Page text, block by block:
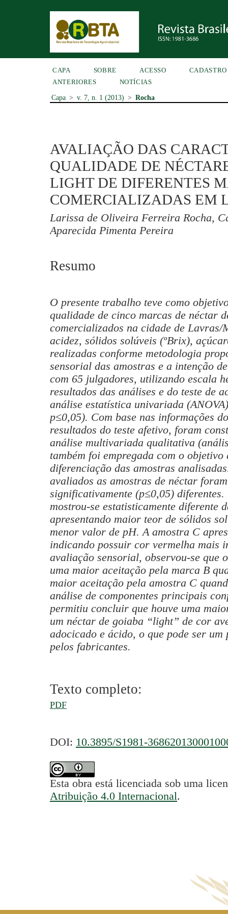
CAPA SOBRE ACESSO
CADASTRO
ANTERIORES
NOTÍCIAS
Capa > v. 7, n. 1 (2013) > Rocha
AVALIAÇÃO DAS
QUALIDADE DE
LIGHT DE DIFERENTES
COMERCIALIZADAS EM
Larissa de Oliveira Ferreira Rocha,
Aparecida Pimenta Pereira
Resumo
O presente trabalho teve como
qualidade de cinco marcas de néctar
comercializados na cidade de Lavras/
acidez, sólidos solúveis (ºBrix),
realizadas conforme metodologia
sensorial das amostras e a intenção
com 65 julgadores, utilizando escala
resultados das análises e do teste de
análise estatística univariada
p≤0,05). Com base nas informações
resultados do teste afetivo, foram
análise multivariada qualitativa
também foi empregada com o
diferenciação das amostras
avaliados as amostras de néctar
significativamente (p≤0,05)
mostrou-se estatisticamente diferente
apresentando maior teor de sólidos
menor valor de pH. A amostra C
indicando possuir cor vermelha mais
avaliação sensorial, observou-se que
uma maior aceitação pela marca B
maior aceitação pela amostra C
análise de componentes principais
permitiu concluir que houve uma
um néctar de goiaba “light” de cor
adocicado e ácido, o que pode ser
pelos fabricantes.
Texto completo:
PDF
DOI: 10.3895/S1981-
Esta obra está licenciada sob uma
Atribuição 4.0 Internacional.